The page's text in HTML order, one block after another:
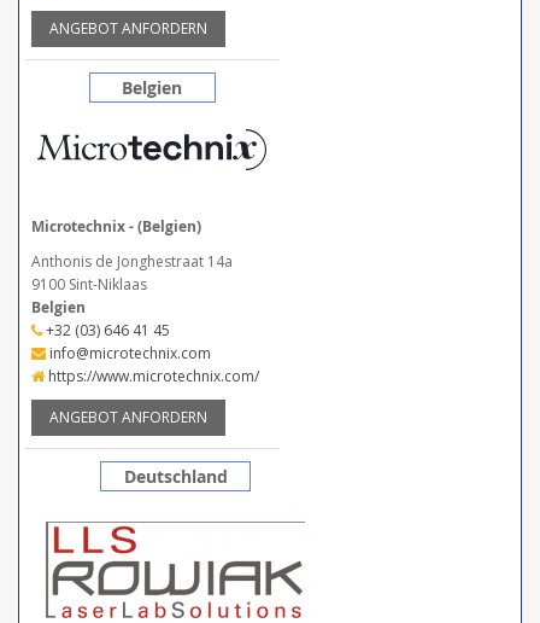
ANGEBOT ANFORDERN
Belgien
Microtechnix - (Belgien)
Anthonis de Jonghestraat 14a
9100 Sint-Niklaas
Belgien
+32 (03) 646 41 45
info@microtechnix.com
https://www.microtechnix.com/
ANGEBOT ANFORDERN
Deutschland